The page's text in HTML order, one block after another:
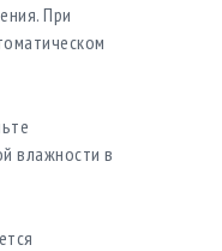
При
влажности в